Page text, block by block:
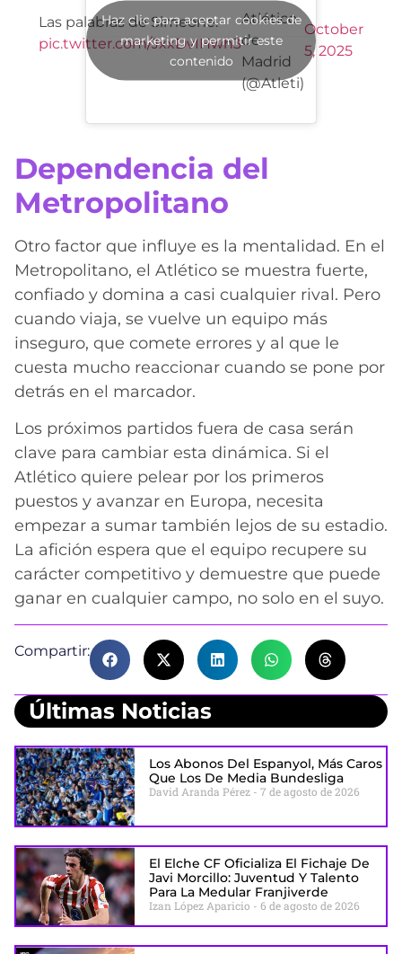
Las palabras de Simeone.
pic.twitter.com/JxxDvIHwh3
Atlético
de
Madrid
(@Atleti)
October
5, 2025
Haz clic para aceptar cookies de
marketing y permitir este
contenido
Dependencia del
Metropolitano
Otro factor que influye es la mentalidad. En el
Metropolitano, el Atlético se muestra fuerte,
confiado y domina a casi cualquier rival. Pero
cuando viaja, se vuelve un equipo más
inseguro, que comete errores y al que le
cuesta mucho reaccionar cuando se pone por
detrás en el marcador.
Los próximos partidos fuera de casa serán
clave para cambiar esta dinámica. Si el
Atlético quiere pelear por los primeros
puestos y avanzar en Europa, necesita
empezar a sumar también lejos de su estadio.
La afición espera que el equipo recupere su
carácter competitivo y demuestre que puede
ganar en cualquier campo, no solo en el suyo.
Compartir:
Últimas Noticias
Los Abonos Del Espanyol, Más Caros
Que Los De Media Bundesliga
David Aranda Pérez 7 de agosto de 2026
El Elche CF Oficializa El Fichaje De
Javi Morcillo: Juventud Y Talento
Para La Medular Franjiverde
Izan López Aparicio 6 de agosto de 2026